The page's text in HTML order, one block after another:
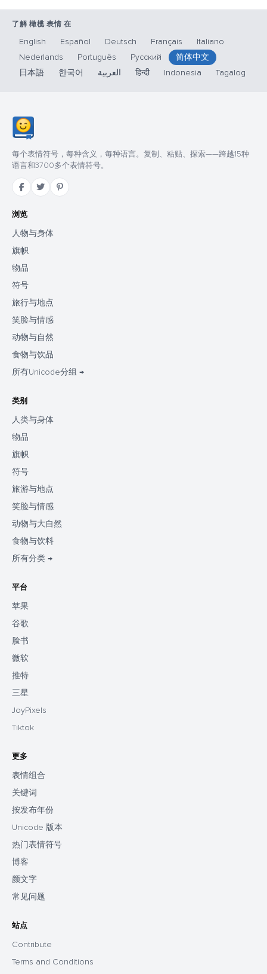
了解 橄榄 表情 在
English Español Deutsch Français
Italiano
Nederlands
Português Русский
简体中文
日本語
한국어 العربية हिन्दी Indonesia Tagalog
每个表情符号，每种含义，每种语言。复制、粘贴、探索——跨越15种
语言和3700多个表情符号。
浏览
人物与身体
旗帜
物品
符号
旅行与地点
笑脸与情感
动物与自然
食物与饮品
所有Unicode分组 →
类别
人类与身体
物品
旗帜
符号
旅游与地点
笑脸与情感
动物与大自然
食物与饮料
所有分类 →
平台
苹果
谷歌
脸书
微软
推特
三星
JoyPixels
Tiktok
更多
表情组合
关键词
按发布年份
Unicode 版本
热门表情符号
博客
颜文字
常见问题
站点
Contribute
Terms and Conditions